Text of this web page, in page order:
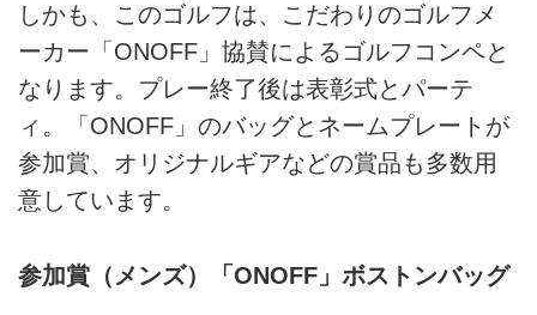
しかも、このゴルフは、こだわりのゴルフメ
ーカー「ONOFF」協賛によるゴルフコンペと
なります。プレー終了後は表彰式とパーテ
ィ。「ONOFF」のバッグとネームプレートが
参加賞、オリジナルギアなどの賞品も多数用
意しています。
参加賞（メンズ）「ONOFF」ボストンバッグ